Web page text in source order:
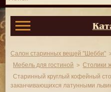
Салон старинных вещей "Шебби"
Мебель для гостиной
Столики
Старинный круглый кофейный
заканчивающихся латунными